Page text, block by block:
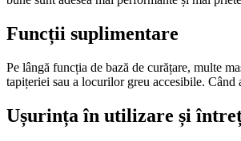
Funcții suplimentare
Pe lângă funcția de bază de curățare, multe
tapițeriei sau a locurilor greu accesibile. Când
Ușurința în utilizare și